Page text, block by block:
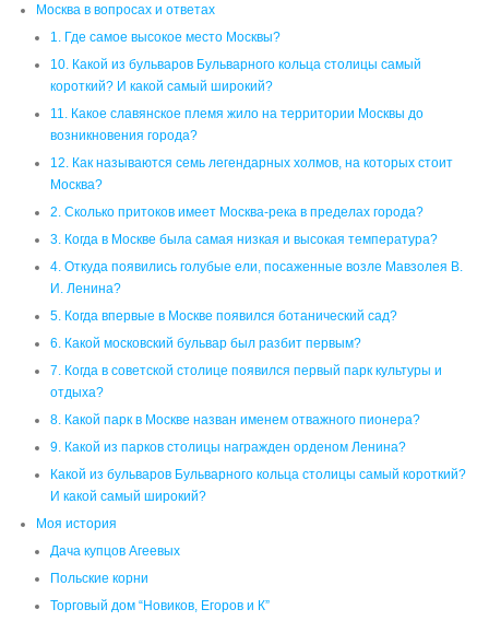
12. Как называются семь легендарных холмов, на которых стоит
Москва?
2. Сколько притоков имеет Москва-река в пределах города?
3. Когда в Москве была самая низкая и высокая температура?
4. Откуда появились голубые ели, посаженные возле Мавзолея В.
И. Ленина?
5. Когда впервые в Москве появился ботанический сад?
6. Какой московский бульвар был разбит первым?
7. Когда в советской столице появился первый парк культуры и
отдыха?
8. Какой парк в Москве назван именем отважного пионера?
9. Какой из парков столицы награжден орденом Ленина?
Какой из бульваров Бульварного кольца столицы самый короткий?
И какой самый широкий?
Моя история
Дача купцов Агеевых
Польские корни
Торговый дом “Новиков, Егоров и К”
Оглавление
свет +в окне
сетки +на окна
УРОК ИСТОРИИ